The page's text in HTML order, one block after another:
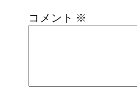
コメント ※